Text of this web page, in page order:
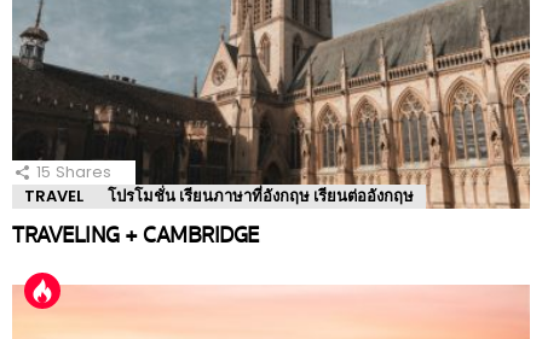
15 Shares
TRAVEL
โปรโมชั่น เรียนภาษาที่อังกฤษ เรียนต่ออังกฤษ
TRAVELING + CAMBRIDGE